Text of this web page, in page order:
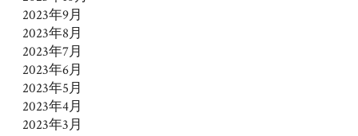
2023年9月
2023年8月
2023年7月
2023年6月
2023年5月
2023年4月
2023年3月